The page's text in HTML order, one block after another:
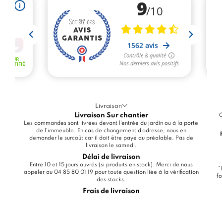
Livraison
Livraison Sur chantier
Les commandes sont livrées devant l'entrée du jardin ou à la porte
de l'immeuble. En cas de changement d'adresse, nous en
demander le surcoût car il doit être payé au préalable. Pas de
livraison le samedi.
Délai de livraison
Entre 10 et 15 jours ouvrés (si produits en stock). Merci de nous
appeler au 04 85 80 01 19 pour toute question liée à la vérification
des stocks.
Frais de livraison